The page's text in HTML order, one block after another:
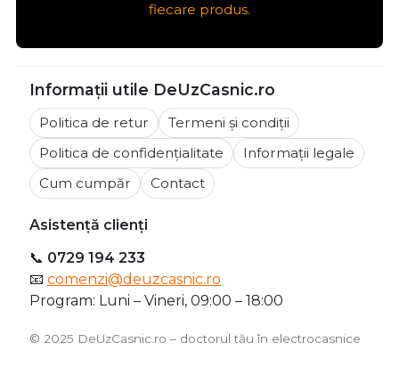
fiecare produs.
Informații utile DeUzCasnic.ro
Politica de retur
Termeni și condiții
Politica de confidențialitate
Informații legale
Cum cumpăr
Contact
Asistență clienți
📞 0729 194 233
📧 comenzi@deuzcasnic.ro
Program: Luni – Vineri, 09:00 – 18:00
©️ 2025 DeUzCasnic.ro – doctorul tău în electrocasnice